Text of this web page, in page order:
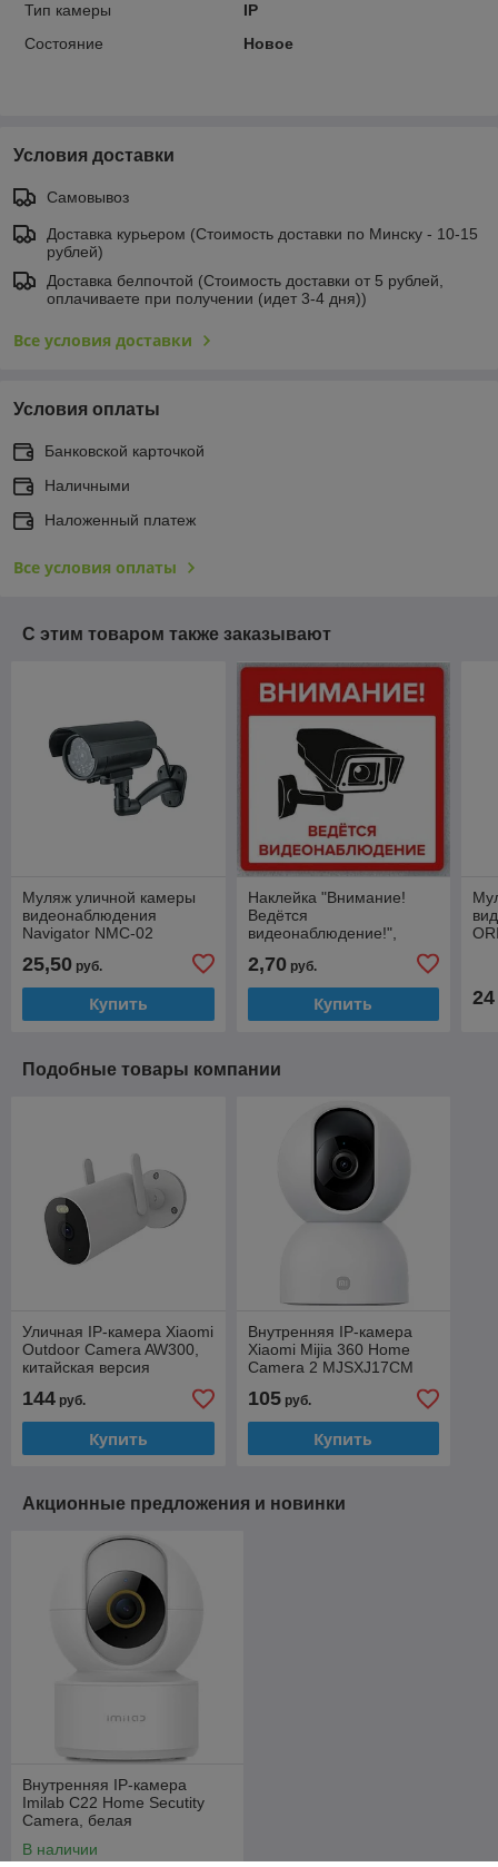
Тип камеры
IP
Состояние
Новое
Условия доставки
Самовывоз
Доставка курьером (Стоимость доставки по Минску - 10-15
рублей)
Доставка белпочтой (Стоимость доставки от 5 рублей,
оплачиваете при получении (идет 3-4 дня))
Все условия доставки
Условия оплаты
Банковской карточкой
Наличными
Наложенный платеж
Все условия оплаты
С этим товаром также заказывают
Муляж уличной камеры
видеонаблюдения
Navigator NMC-02
25,50 руб.
Купить
Наклейка "Внимание!
Ведётся
видеонаблюдение!",
2,70руб.
Купить 24
Подобные товары компании
Уличная IP-камера Xiaomi
Outdoor Camera AW300,
китайская версия
MicroSD до 256GB
144 руб.
Купить
Внутренняя IP-камера
Xiaomi Mijia 360 Home
Camera 2 MJSXJ17CM
(китайская версия), 2К ,
Wi-Fi, MicroSD до 32GB
105руб.
Купить
Акционные предложения и новинки
Внутренняя IP-камера
Imilab C22 Home Secutity
Camera, белая
3К (2880x1620), 5Mp, Wi-Fi
В наличии